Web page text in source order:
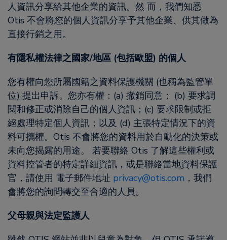
人資訊分享給其他企業的資訊。然 而，我們知悉
Otis 不會將您的個人資訊分享予其他企業、供其做為
直接行銷之用。
有隱私權法律之國家/地區 (包括歐盟) 的個人
您有權向您所屬國籍之資料保護機關 (也稱為監管單
位) 提出申訴。您亦有權：(a) 撤銷同意； (b) 要求調
閱和修正或消除自己的個人資訊；(c) 要求限制或拒
絕處理特定個人資訊；以及 (d) 主張特定情況下的資
料可攜權。Otis 不會將您的資料用於自動化的決策或
未向您揭露的用途。 若要聯絡 Otis 了解這些權利或
資料控管者的特定詳細資訊，或是聯絡當地資料保護
官，請使用 電子郵件地址 privacy@otis.com ，我們
會將您的詢問轉交至合適的人員。
父母親與法定監護人